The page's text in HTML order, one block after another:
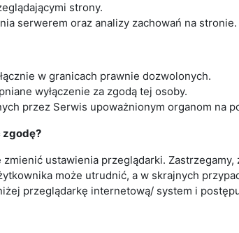
strony.
serwerem oraz analizy zachowań na stronie.
w granicach prawnie dozwolonych.
wyłączenie za zgodą tej osoby.
przez Serwis upoważnionym organom na
zgodę?
ustawienia przeglądarki.
może utrudnić, a w skrajnych
przeglądarkę internetową/ system i